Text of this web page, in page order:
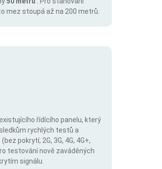
mez stoupá až na 200 metrů.
řídícího panelu, který
rychlých testů a
pokrytí, 2G, 3G, 4G, 4G+,
testování nově zaváděných
signálu.